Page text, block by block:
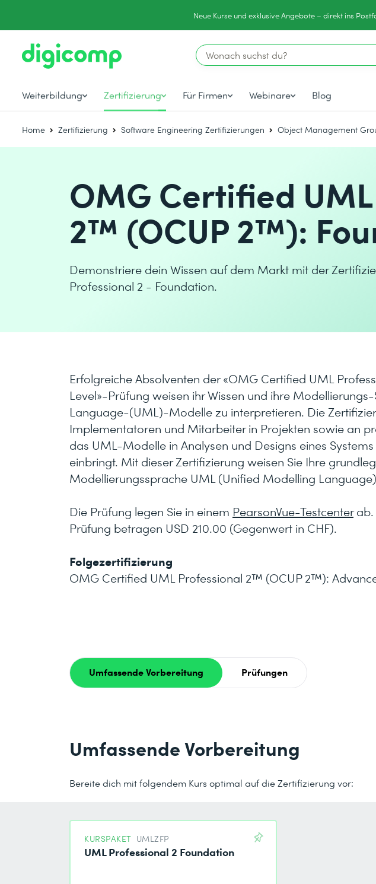
Neue Kurse und exklusive Angebote – direkt ins
Weiterbildung Zertifizierung Für Firmen Webinare Blog
Home Zertifizierung Software Engineering Zertifizierungen Object Management
OMG Certified
2™ (OCUP 2™):
Demonstriere dein Wissen auf dem Markt mit der
Professional 2 - Foundation.
Erfolgreiche Absolventen der «OMG Certified UML
Level»-Prüfung weisen ihr Wissen und ihre
Language-(UML)-Modelle zu interpretieren. Die
Implementatoren und Mitarbeiter in Projekten sowie an
das UML-Modelle in Analysen und Designs eines
einbringt. Mit dieser Zertifizierung weisen Sie Ihre
Modellierungssprache UML (Unified Modelling
Die Prüfung legen Sie in einem PearsonVue-Testcenterab.
Prüfung betragen USD 210.00 (Gegenwert in CHF).
Folgezertifizierung
OMG Certified UML Professional 2™ (OCUP 2™):
Umfassende Vorbereitung Prüfungen
Umfassende Vorbereitung
Bereite dich mit folgendem Kurs optimal auf die Zertifizierung vor:
KURSPAKET UMLZFP
UML Professional 2 Foundation